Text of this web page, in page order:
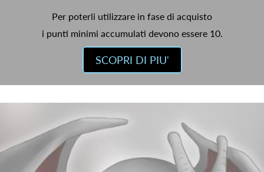
Per poterli utilizzare in fase di acquisto
i punti minimi accumulati devono essere 10.
SCOPRI DI PIU'